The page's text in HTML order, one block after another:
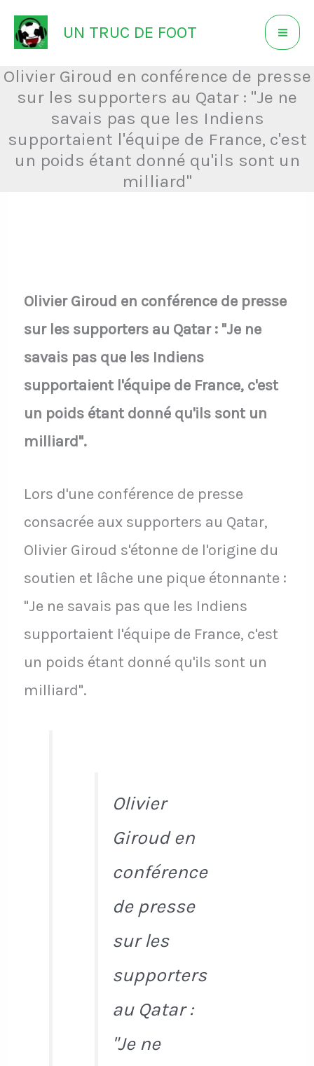
Aller
au
contenu
UN TRUC DE FOOT
Olivier Giroud en conférence de presse
sur les supporters au Qatar : "Je ne
savais pas que les Indiens
supportaient l'équipe de France, c'est
un poids étant donné qu'ils sont un
milliard"
Olivier Giroud en conférence de presse
sur les supporters au Qatar : "Je ne
savais pas que les Indiens
supportaient l'équipe de France, c'est
un poids étant donné qu'ils sont un
milliard".
Lors d'une conférence de presse
consacrée aux supporters au Qatar,
Olivier Giroud s'étonne de l'origine du
soutien et lâche une pique étonnante :
"Je ne savais pas que les Indiens
supportaient l'équipe de France, c'est
un poids étant donné qu'ils sont un
milliard".
Olivier
Giroud en
conférence
de presse
sur les
supporters
au Qatar :
"Je ne